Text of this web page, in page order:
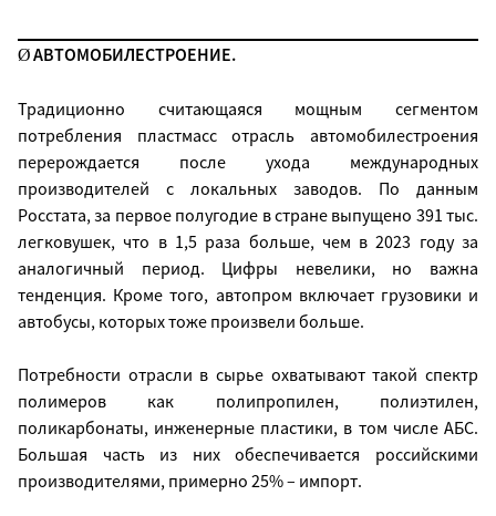
ØАВТОМОБИЛЕСТРОЕНИЕ.
Традиционно считающаяся мощным сегментом
потребления пластмасс отрасль автомобилестроения
перерождается после ухода международных
производителей с локальных заводов. По данным
Росстата, за первое полугодие в стране выпущено 391 тыс.
легковушек, что в 1,5 раза больше, чем в 2023 году за
аналогичный период. Цифры невелики, но важна
тенденция. Кроме того, автопром включает грузовики и
автобусы, которых тоже произвели больше.
Потребности отрасли в сырье охватывают такой спектр
полимеров как полипропилен, полиэтилен,
поликарбонаты, инженерные пластики, в том числе АБС.
Большая часть из них обеспечивается российскими
производителями, примерно 25% – импорт.